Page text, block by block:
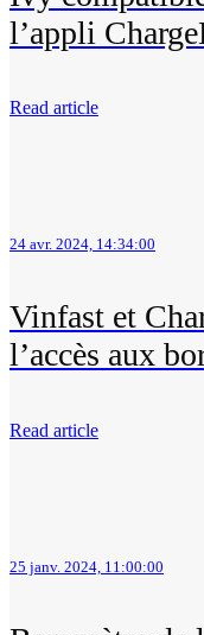
l’appli
Read article
24 avr. 2024, 14:34:00
Vinfast et
l’accès aux
Read article
25 janv. 2024, 11:00:00